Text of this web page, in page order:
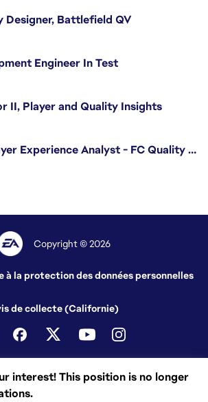
interest! This position is no longer
Designer, Battlefield QV
Engineer In Test
II, Player and Quality Insights
EA Sports FC Player Experience Analyst - FC Quality Verification
Copyright © 2026
la protection des données personnelles
de collecte (Californie)